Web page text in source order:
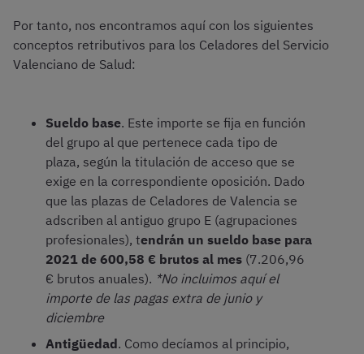
Por tanto, nos encontramos aquí con los siguientes
conceptos retributivos para los Celadores del Servicio
Valenciano de Salud:
Sueldo base. Este importe se fija en función
del grupo al que pertenece cada tipo de
plaza, según la titulación de acceso que se
exige en la correspondiente oposición. Dado
que las plazas de Celadores de Valencia se
adscriben al antiguo grupo E (agrupaciones
profesionales), tendrán un sueldo base para
2021 de 600,58 € brutos al mes (7.206,96
€ brutos anuales). *No incluimos aquí el
importe de las pagas extra de junio y
diciembre
Antigüedad. Como decíamos al principio,